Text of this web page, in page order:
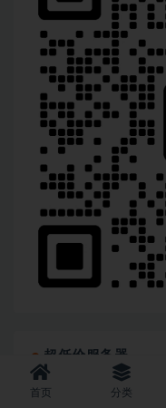
超低价服务器
首页 分类